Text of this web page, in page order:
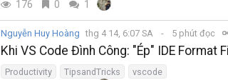
176 0 1
Nguyễn Huy Hoàng thg 4 14, 6:07 SA 5 phút đọc
Khi VS Code Đình Công: "Ép" IDE Format
Productivity TipsandTricks vscode